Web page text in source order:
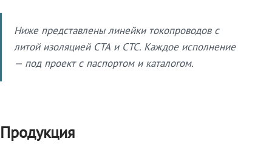
Ниже представлены линейки токопроводов с
литой изоляцией СТА и СТС. Каждое исполнение
— под проект с паспортом и каталогом.
Продукция